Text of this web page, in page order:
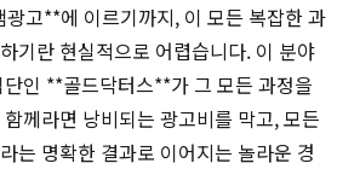
고**에 이르기까지, 이 모든 복잡한 과
기란 현실적으로 어렵습니다. 이 분야
인 **골드닥터스**가 그 모든 과정을
께라면 낭비되는 광고비를 막고, 모든
는 명확한 결과로 이어지는 놀라운 경